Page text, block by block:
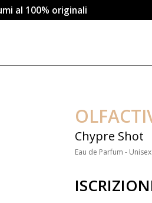
al 100% originali
Chypre Shot
Eau de Parfum - Unisex